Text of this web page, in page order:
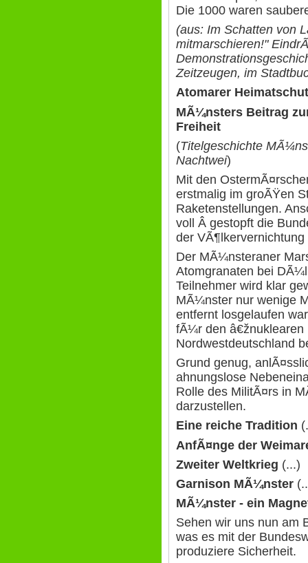
Die 1000 waren
(aus: Im Schatten von
mitmarschieren!"
Zeitzeugen, im
Atomarer
MÃ¼nsters Beitrag
Freiheit
(Titelgeschichte
Nachtwei)
Mit den
erstmalig im groÃŸen
Raketenstellungen.
voll Â gestopft die
der VÃ¶lkervernichtung
Der MÃ¼nsteraner
Atomgranaten bei
Teilnehmer wird klar
MÃ¼nster nur wenige
entfernt losgelaufen
fÃ¼r den â€žnuklearen
Nordwestdeutschland
Grund genug,
ahnungslose
Rolle des MilitÃ¤rs in
darzustellen.
Eine reiche Tradition
AnfÃ¤nge der
Zweiter Weltkrieg (...)
Garnison MÃ¼nster
MÃ¼nster - ein
Sehen wir uns nun am
was es mit der
produziere Sicherheit.